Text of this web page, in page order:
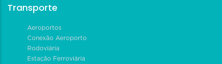
Transporte
Aeroportos
Conexão Aeroporto
Rodoviária
Estação Ferroviária